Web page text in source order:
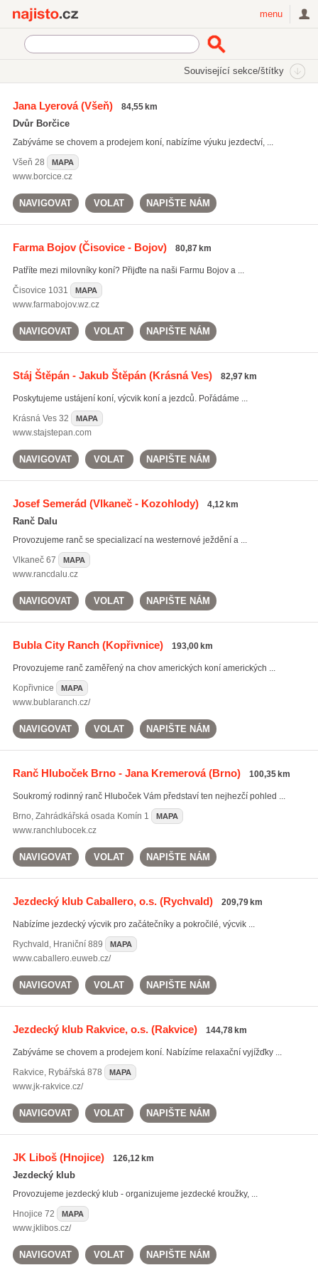
menu
Související sekce/štítky
Jana Lyerová(Všeň) 84,55 km
Dvůr Borčice
Zabýváme se chovem a prodejem koní, nabízíme výuku jezdectví, ...
Všeň 28 MAPA
www.borcice.cz
NAVIGOVAT VOLAT NAPIŠTE NÁM
Farma Bojov(Čisovice - Bojov) 80,87 km
Patříte mezi milovníky koní? Přijďte na naši Farmu Bojov a ...
Čisovice 1031 MAPA
www.farmabojov.wz.cz
NAVIGOVAT VOLAT NAPIŠTE NÁM
Stáj Štěpán - Jakub Štěpán(Krásná Ves) 82,97 km
Poskytujeme ustájení koní, výcvik koní a jezdců. Pořádáme ...
Krásná Ves32 MAPA
www.stajstepan.com
NAVIGOVAT VOLAT NAPIŠTE NÁM
Josef Semerád(Vlkaneč - Kozohlody) 4,12 km
Ranč Dalu
Provozujeme ranč se specializací na westernové ježdění a ...
Vlkaneč67 MAPA
www.rancdalu.cz
NAVIGOVAT VOLAT NAPIŠTE NÁM
Bubla City Ranch(Kopřivnice) 193,00 km
Provozujeme ranč zaměřený na chov amerických koní amerických ...
Kopřivnice
MAPA
www.bublaranch.cz/
NAVIGOVAT VOLAT NAPIŠTE NÁM
Ranč Hluboček Brno - Jana Kremerová(Brno) 100,35 km
Soukromý rodinný ranč Hluboček Vám představí ten nejhezčí pohled ...
Brno, Zahrádkářská osada Komín 1 MAPA
www.ranchlubocek.cz
NAVIGOVAT VOLAT NAPIŠTE NÁM
Jezdecký klub Caballero, o.s.(Rychvald) 209,79 km
Nabízíme jezdecký výcvik pro začátečníky a pokročilé, výcvik ...
Rychvald , Hraniční 889 MAPA
www.caballero.euweb.cz/
NAVIGOVAT VOLAT NAPIŠTE NÁM
Jezdecký klub Rakvice, o.s.(Rakvice) 144,78 km
Zabýváme se chovem a prodejem koní. Nabízíme relaxační vyjížďky ...
Rakvice, Rybářská 878 MAPA
www.jk-rakvice.cz/
NAVIGOVAT VOLAT NAPIŠTE NÁM
JK Liboš(Hnojice) 126,12 km
Jezdecký klub
Provozujeme jezdecký klub - organizujeme jezdecké kroužky, ...
Hnojice 72 MAPA
www.jklibos.cz/
NAVIGOVAT VOLAT NAPIŠTE NÁM